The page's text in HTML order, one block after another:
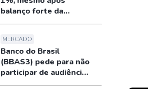
balanço forte da
Petrobras
MERCADO
Banco do Brasil
(BBAS3) pede para não
participar de audiência
sobre o BRB; entenda